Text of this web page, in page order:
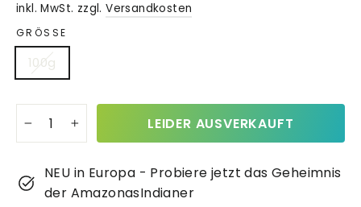
Normaler
Preis
inkl. MwSt. zzgl.Versandkosten
GRÖSSE
100g
+
LEIDER AUSVERKAUFT
NEU in Europa - Probiere jetzt das Geheimnis
der AmazonasIndianer